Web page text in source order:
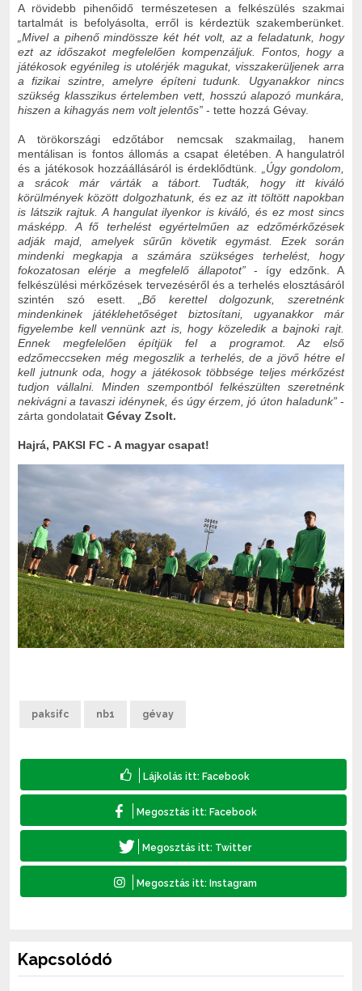
A rövidebb pihenőidő természetesen a felkészülés szakmai
tartalmát is befolyásolta, erről is kérdeztük szakemberünket.
„Mivel a pihenő mindössze két hét volt, az a feladatunk, hogy
ezt az időszakot megfelelően kompenzáljuk. Fontos, hogy a
játékosok egyénileg is utolérjék magukat, visszakerüljenek arra
a fizikai szintre, amelyre építeni tudunk. Ugyanakkor nincs
szükség klasszikus értelemben vett, hosszú alapozó munkára,
hiszen a kihagyás nem volt jelentős” - tette hozzá Gévay.
A törökországi edzőtábor nemcsak szakmailag, hanem
mentálisan is fontos állomás a csapat életében. A hangulatról
és a játékosok hozzáállásáról is érdeklődtünk.
„Úgy gondolom,
a srácok már várták a tábort. Tudták, hogy itt kiváló
körülmények között dolgozhatunk, és ez az itt töltött napokban
is látszik rajtuk. A hangulat ilyenkor is kiváló, és ez most sincs
másképp. A fő terhelést egyértelműen az edzőmérkőzések
adják majd, amelyek sűrűn követik egymást. Ezek során
mindenki megkapja a számára szükséges terhelést, hogy
fokozatosan elérje a megfelelő állapotot”- így edzőnk. A
felkészülési mérkőzések tervezéséről és a terhelés elosztásáról
szintén szó esett.
„Bő kerettel dolgozunk, szeretnénk
mindenkinek játéklehetőséget biztosítani, ugyanakkor már
figyelembe kell vennünk azt is, hogy közeledik a bajnoki rajt.
Ennek megfelelően építjük fel a programot. Az első
edzőmeccseken még megoszlik a terhelés, de a jövő hétre el
kell jutnunk oda, hogy a játékosok többsége teljes mérkőzést
tudjon vállalni. Minden szempontból felkészülten szeretnénk
nekivágni a tavaszi idénynek, és úgy érzem, jó úton haladunk”-
zárta gondolatait Gévay Zsolt.
Hajrá, PAKSI FC - A magyar csapat!
paksifc nb1 gévay
Kapcsolódó